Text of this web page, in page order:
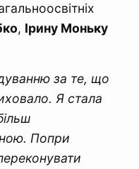
, Ірину Моньку
за те, що
Я стала
Попри